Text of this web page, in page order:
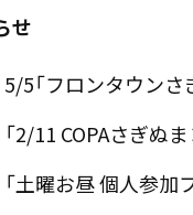
せ
5/5「フロンタウン
「2/11 COPAさぎぬ
「土曜お昼 個人参加